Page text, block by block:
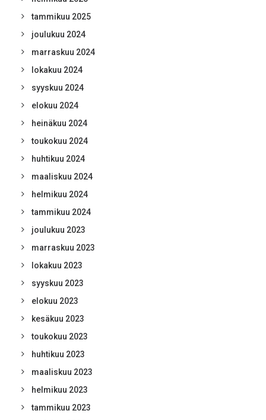
tammikuu 2025
joulukuu 2024
marraskuu 2024
lokakuu 2024
syyskuu 2024
elokuu 2024
heinäkuu 2024
toukokuu 2024
huhtikuu 2024
maaliskuu 2024
helmikuu 2024
tammikuu 2024
joulukuu 2023
marraskuu 2023
lokakuu 2023
syyskuu 2023
elokuu 2023
kesäkuu 2023
toukokuu 2023
huhtikuu 2023
maaliskuu 2023
helmikuu 2023
tammikuu 2023